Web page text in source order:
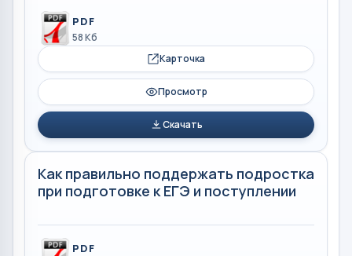
PDF
58 Кб
Карточка
Просмотр
Скачать
Как правильно поддержать подростка
при подготовке к ЕГЭ и поступлении
PDF